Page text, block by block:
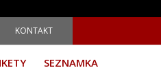
KONTAKT
SEZNAMKA